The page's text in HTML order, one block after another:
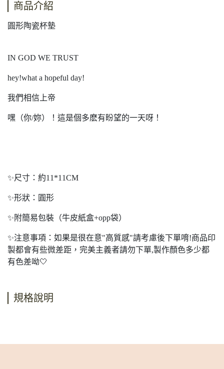
商品介紹
圓形陶瓷杯墊
IN GOD WE TRUST
hey!what a hopeful day!
我們相信上帝
嘿（你/妳）！這是個多麽有盼望的一天呀！
✨尺寸：約11*11CM
✨形狀：圓形
✨附簡易包裝（牛皮紙盒+opp袋）
✨注意事項：如果是很在意"高質感"請考慮後下單唷!商品印
製都會有些微差距，完美主義者請勿下單,製作顏色多少都
有色差呦🤍
規格說明